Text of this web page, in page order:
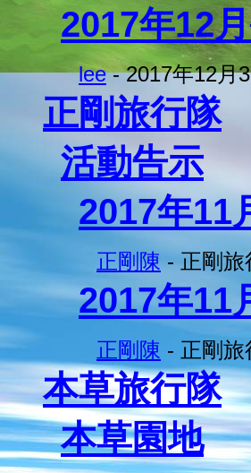
2017年12
lee- 2017年12月
正剛旅行隊
活動告示
2017年11
正剛陳 - 正剛
2017年11
正剛陳 - 正剛
本草旅行隊
本草園地